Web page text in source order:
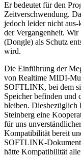
Er bedeutet für den
Zeitverschwendung.
jedoch leider nicht aus-
der Vergangenheit.
(Dongle) als Schutz
wird.
Die Einführung der
von Realtime MIDI-
SOFTLINK, bei dem
Speicher befinden und
bleiben. Diesbezüglich
Steinberg eine
für uns
Kompatibilität bereit
SOFTLINK-
hätte Kompatibilität